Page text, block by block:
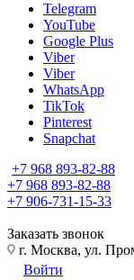
Telegram
YouTube
Google Plus
Viber
Viber
WhatsApp
TikTok
Pinterest
Snapchat
+7 968 893-82-88
+7 968 893-82-88
+7 906-731-15-33
Заказать звонок
г. Москва, ул.
Войти